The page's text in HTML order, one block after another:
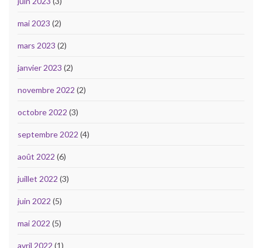
mai 2023 (2)
mars 2023 (2)
janvier 2023 (2)
novembre 2022 (2)
octobre 2022 (3)
septembre 2022 (4)
août 2022 (6)
juillet 2022 (3)
juin 2022 (5)
mai 2022 (5)
avril 2022 (1)